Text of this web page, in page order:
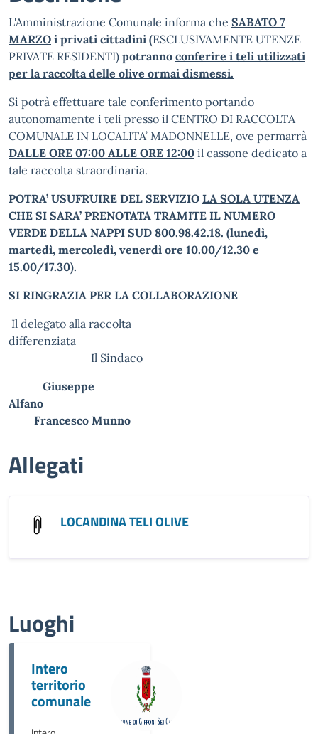
L'Amministrazione Comunale informa che SABATO 7
MARZO i privati cittadini (ESCLUSIVAMENTE UTENZE
PRIVATE RESIDENTI) potranno conferire i teli utilizzati
per la raccolta delle olive ormai dismessi.
Si potrà effettuare tale conferimento portando
autonomamente i teli presso il CENTRO DI RACCOLTA
COMUNALE IN LOCALITA’ MADONNELLE, ove permarrà
DALLE ORE 07:00 ALLE ORE 12:00 il cassone dedicato a
tale raccolta straordinaria.
POTRA’ USUFRUIRE DEL SERVIZIO LA SOLA UTENZA
CHE SI SARA’ PRENOTATA TRAMITE IL NUMERO
VERDE DELLA NAPPI SUD 800.98.42.18. (lunedì,
martedì, mercoledì, venerdì ore 10.00/12.30 e
15.00/17.30).
SI RINGRAZIA PER LA COLLABORAZIONE
Il delegato alla raccolta
differenziata
Il Sindaco
Giuseppe
Alfano
Francesco Munno
Allegati
LOCANDINA TELI OLIVE
Luoghi
Intero
territorio
comunale